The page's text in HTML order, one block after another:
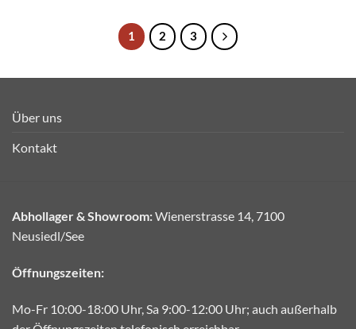
1 2 3
Über uns
Kontakt
Abhollager & Showroom:Wienerstrasse 14, 7100
Neusiedl/See
Öffnungszeiten:
Mo-Fr 10:00-18:00 Uhr, Sa 9:00-12:00 Uhr; auch außerhalb